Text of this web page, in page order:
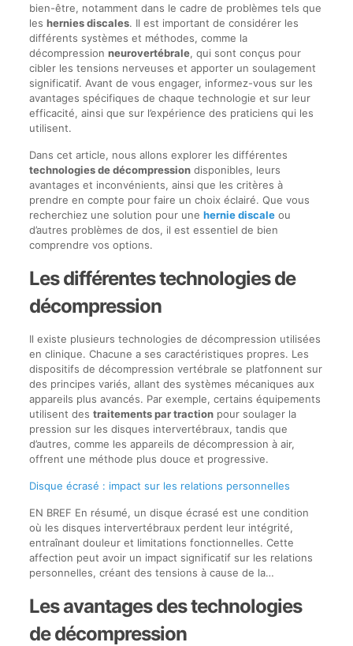
bien-être, notamment dans le cadre de problèmes tels que
les hernies discales. Il est important de considérer les
différents systèmes et méthodes, comme la
décompression neurovertébrale, qui sont conçus pour
cibler les tensions nerveuses et apporter un soulagement
significatif. Avant de vous engager, informez-vous sur les
avantages spécifiques de chaque technologie et sur leur
efficacité, ainsi que sur l’expérience des praticiens qui les
utilisent.
Dans cet article, nous allons explorer les différentes
technologies de décompressiondisponibles, leurs
avantages et inconvénients, ainsi que les critères à
prendre en compte pour faire un choix éclairé. Que vous
recherchiez une solution pour une hernie discaleou
d’autres problèmes de dos, il est essentiel de bien
comprendre vos options.
Les différentes technologies de
décompression
Il existe plusieurs technologies de décompression utilisées
en clinique. Chacune a ses caractéristiques propres. Les
dispositifs de décompression vertébrale se platfonnent sur
des principes variés, allant des systèmes mécaniques aux
appareils plus avancés. Par exemple, certains équipements
utilisent des traitements par tractionpour soulager la
pression sur les disques intervertébraux, tandis que
d’autres, comme les appareils de décompression à air,
offrent une méthode plus douce et progressive.
Disque écrasé : impact sur les relations personnelles
EN BREF En résumé, un disque écrasé est une condition
où les disques intervertébraux perdent leur intégrité,
entraînant douleur et limitations fonctionnelles. Cette
affection peut avoir un impact significatif sur les relations
personnelles, créant des tensions à cause de la…
Les avantages des technologies
de décompression